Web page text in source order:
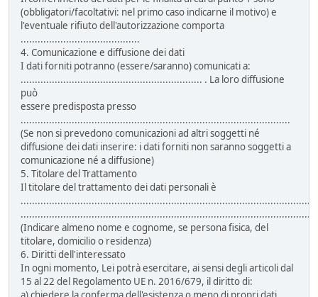
(obbligatori/facoltativi: nel primo caso indicarne il motivo) e
l'eventuale rifiuto dell'autorizzazione comporta
..........................................
4. Comunicazione e diffusione dei dati
I dati forniti potranno (essere/saranno) comunicati a:
................................................................ . La loro diffusione
può
essere predisposta presso
...............................................................................................
(Se non si prevedono comunicazioni ad altri soggetti né
diffusione dei dati inserire: i dati forniti non saranno soggetti a
comunicazione né a diffusione)
5. Titolare del Trattamento
Il titolare del trattamento dei dati personali è
......................................................................................................
(Indicare almeno nome e cognome, se persona fisica, del
titolare, domicilio o residenza)
6. Diritti dell'interessato
In ogni momento, Lei potrà esercitare, ai sensi degli articoli dal
15 al 22 del Regolamento UE n. 2016/679, il diritto di: